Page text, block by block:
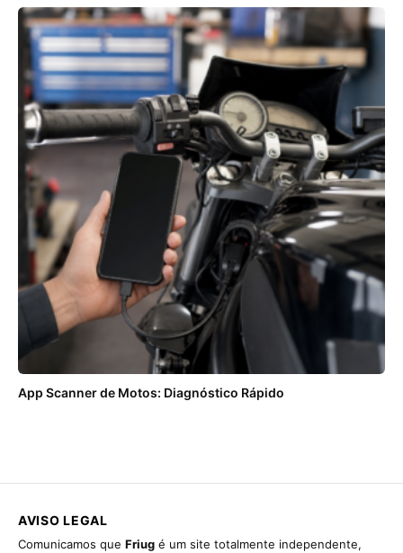
App Scanner de Motos: Diagnóstico Rápido
AVISO LEGAL
Comunicamos que Friug é um site totalmente independente,